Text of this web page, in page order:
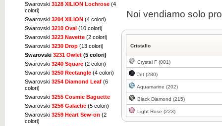
Swarovski 3128 XILION Lochrose (4
colori)
Swarovski 3204 XILION (4 colori)
Swarovski 3210 Oval (10 colori)
Swarovski 3223 Navette (2 colori)
Swarovski 3230 Drop (13 colori)
Swarovski 3231 Owlet (5 colori)
Swarovski 3240 Square (2 colori)
Swarovski 3250 Rectangle (4 colori)
Swarovski 3254 Diamond Leaf (6
colori)
Swarovski 3255 Cosmic Baguette
Swarovski 3256 Galactic (5 colori)
Swarovski 3259 Heart Sew-on (2
colori)
Noi vendiamo solo
Cristallo
Crystal F (001)
Jet (280)
Aquamarine (202)
Black Diamond (215)
Light Rose (223)